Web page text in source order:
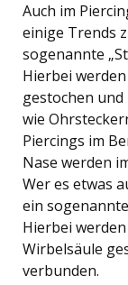
Auch im
einige Trends
sogenannte
Hierbei
gestochen und
wie
Piercings im
Nase werden
Wer es etwas
ein
Hierbei
Wirbelsäule
verbunden.